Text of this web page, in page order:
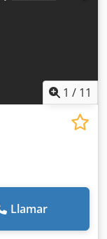
1 / 11
Llamar